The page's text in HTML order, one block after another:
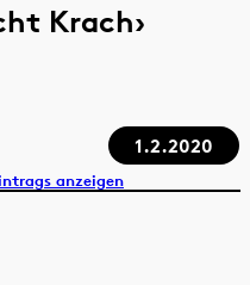
Krach›
1.2.2020
anzeigen